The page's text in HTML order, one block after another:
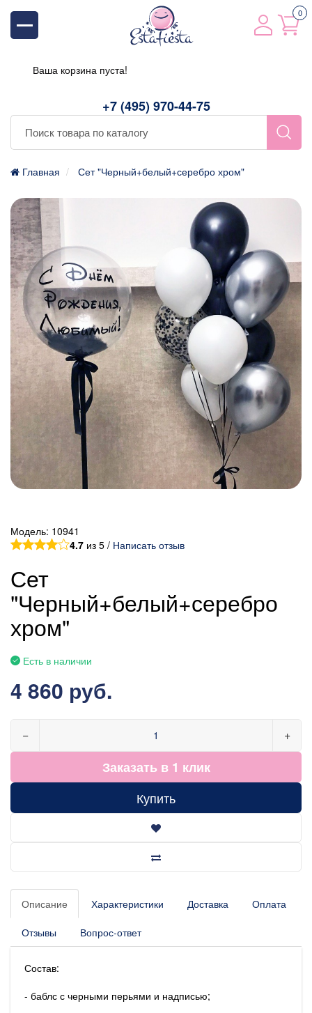
+7 (495) 970-44-75
0
Ваша корзина пуста!
Главная Сет "Черный+белый+серебро хром"
Модель: 10941
4.7 из 5 / Написать отзыв
Сет
"Черный+белый+серебро
хром"
Есть в наличии
4 860 руб.
− +
Заказать в 1 клик
Купить
Описание Характеристики Доставка Оплата
Отзывы Вопрос-ответ
Состав:
- баблс с черными перьями и надписью;